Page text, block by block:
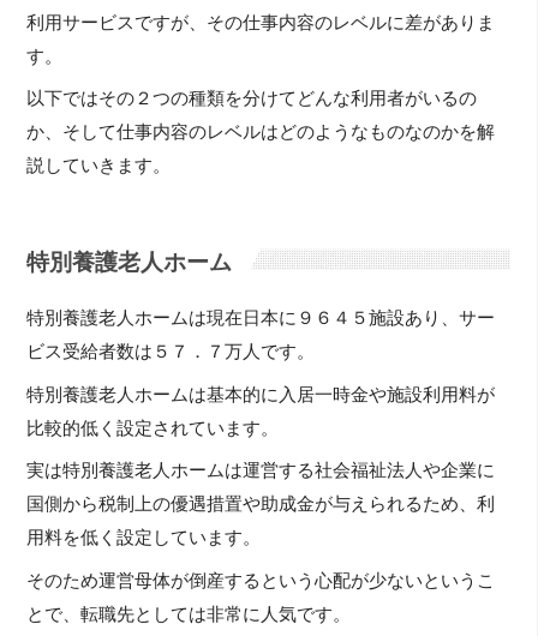
利用サービスですが、その仕事内容のレベルに差がありま
す。
以下ではその２つの種類を分けてどんな利用者がいるの
か、そして仕事内容のレベルはどのようなものなのかを解
説していきます。
特別養護老人ホーム
特別養護老人ホームは現在日本に９６４５施設あり、サー
ビス受給者数は５７．７万人です。
特別養護老人ホームは基本的に入居一時金や施設利用料が
比較的低く設定されています。
実は特別養護老人ホームは運営する社会福祉法人や企業に
国側から税制上の優遇措置や助成金が与えられるため、利
用料を低く設定しています。
そのため運営母体が倒産するという心配が少ないというこ
とで、転職先としては非常に人気です。